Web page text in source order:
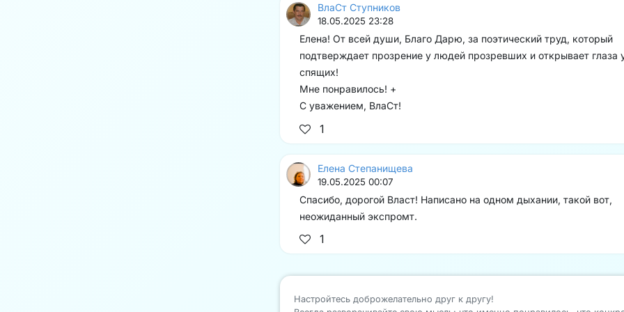
ВлаСт Ступников
18.05.2025 23:28
Елена! От всей души, Благо Дарю, за поэтический труд, который
подтверждает прозрение у людей прозревших и открывает глаза
спящих!
Мне понравилось! +
С уважением, ВлаСт!
1
Елена Степанищева
19.05.2025 00:07
Спасибо, дорогой Власт! Написано на одном дыхании, такой вот,
неожиданный экспромт.
1
Настройтесь доброжелательно друг к другу!